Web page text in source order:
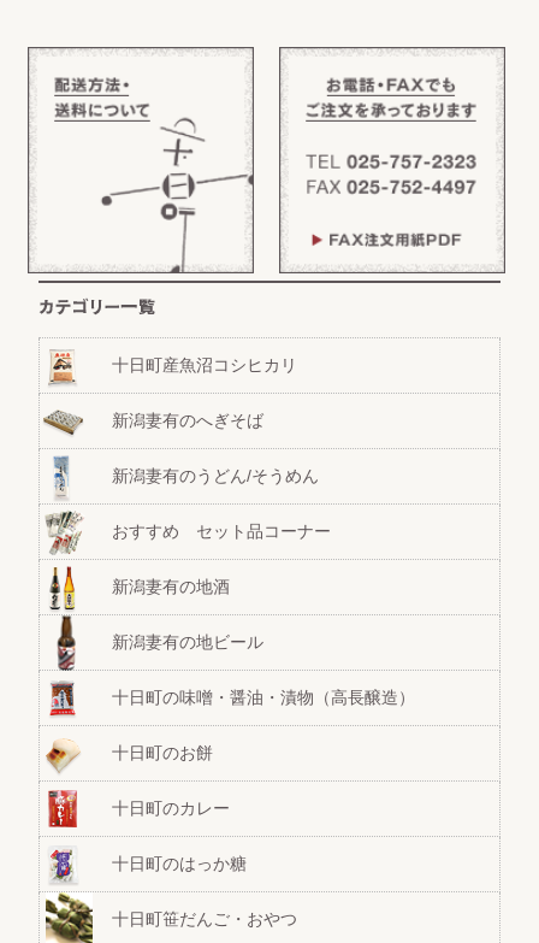
十日町産魚沼コシヒカリ
新潟妻有のへぎそば
新潟妻有のうどん/そうめん
おすすめ セット品コーナー
新潟妻有の地酒
新潟妻有の地ビール
十日町の味噌・醤油・漬物（高長醸造）
十日町のお餅
十日町のカレー
十日町のはっか糖
十日町笹だんご・おやつ